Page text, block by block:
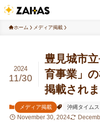
ホーム メディア掲載
豊見城市
育事業」
掲載されま
2024
11/30
メディア掲載 沖縄タイムス
November 30, 2024